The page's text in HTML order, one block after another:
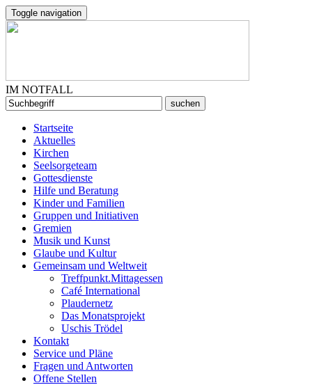
Toggle navigation
IM NOTFALL
Startseite
Aktuelles
Kirchen
Seelsorgeteam
Gottesdienste
Hilfe und Beratung
Kinder und Familien
Gruppen und Initiativen
Gremien
Musik und Kunst
Glaube und Kultur
Gemeinsam und Weltweit
Treffpunkt.Mittagessen
Café International
Plaudernetz
Das Monatsprojekt
Uschis Trödel
Kontakt
Service und Pläne
Fragen und Antworten
Offene Stellen